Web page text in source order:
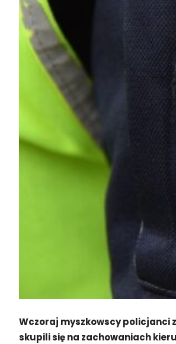
Wczoraj myszkowscy policjanci
skupili się na zachowaniach